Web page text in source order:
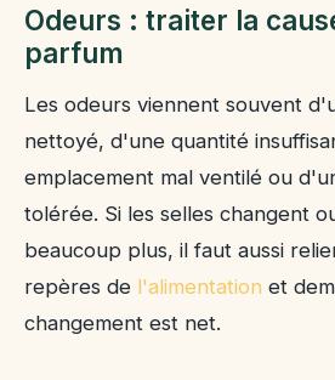
Odeurs : traiter la
parfum
Les odeurs viennent souvent
nettoyé, d'une quantité
emplacement mal ventilé ou
tolérée. Si les selles changent
beaucoup plus, il faut aussi
repères de l'alimentation et
changement est net.